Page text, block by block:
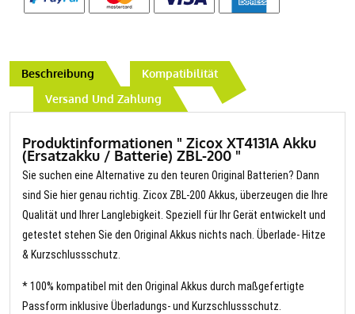
Beschreibung
Kompatibilität
Versand Und Zahlung
Produktinformationen " Zicox XT4131A Akku
(Ersatzakku / Batterie) ZBL-200 "
Sie suchen eine Alternative zu den teuren Original Batterien? Dann
sind Sie hier genau richtig. Zicox ZBL-200 Akkus, überzeugen die Ihre
Qualität und Ihrer Langlebigkeit. Speziell für Ihr Gerät entwickelt und
getestet stehen Sie den Original Akkus nichts nach. Überlade- Hitze
& Kurzschlussschutz.
* 100% kompatibel mit den Original Akkus durch maßgefertigte
Passform inklusive Überladungs- und Kurzschlussschutz.